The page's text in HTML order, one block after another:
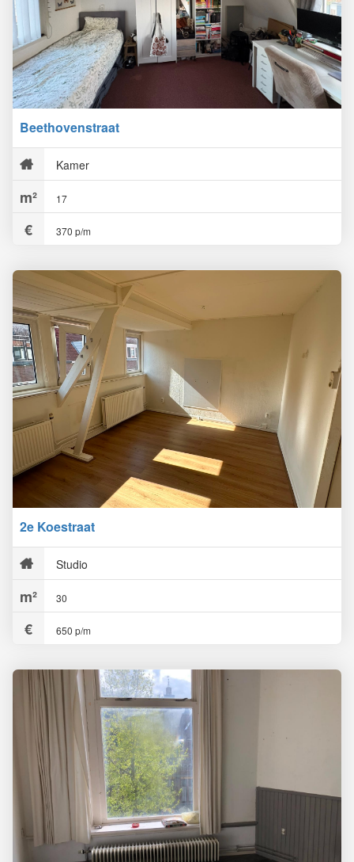
Beethovenstraat
Kamer
17
370 p/m
2e Koestraat
Studio
30
650 p/m